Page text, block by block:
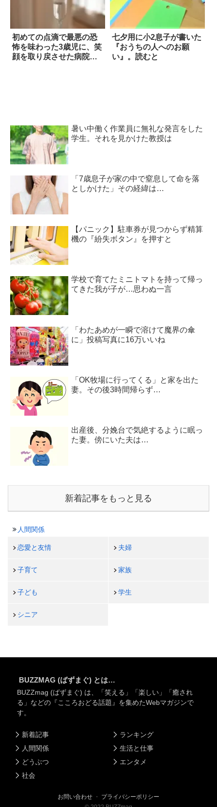
初めての点滴で最悪の恐
怖を味わった3歳児に、笑
顔を取り戻させた病院職
七夕用に小2息子が書いた
『おうちの人へのお願
い』。読むと
暑い中働く作業員に無礼な発言をした
学生。それを見かけた教授は
「7歳息子が家の中で窒息して命を落
としかけた」その経緯は…
【パニック】駐車券が見つからず精算
機の『紛失ボタン』を押すと
学校で育てたミニトマトを持って帰っ
てきた我が子が…思わぬ一言
「わたあめが一瞬で溶けて魔界の傘
に」投稿写真に16万いいね
「OK牧場に行ってくる」と家を出た
妻。その後3時間帰らず…
出産後、分娩台で気絶するように眠っ
た妻。傍にいた夫は…
新着記事をもっと見る
人間関係
恋愛と友情 夫婦
子育て 家族
子ども 学生
シニア
BUZZMAG (ばずまぐ) とは…
BUZZmag (ばずまぐ) は、「笑える」「楽しい」「癒され
る」などの『こころおどる話題』を集めたWebマガジンで
す。
新着記事
人間関係
どうぶつ
社会
ランキング
生活と仕事
エンタメ
お問い合わせ ・ プライバシーポリシー